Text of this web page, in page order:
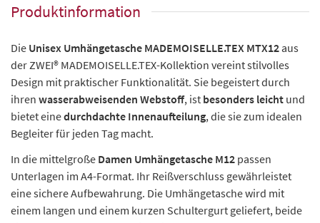
Produktinformation
Die Unisex Umhängetasche MADEMOISELLE.TEX MTX12aus
der ZWEI® MADEMOISELLE.TEX-Kollektion vereint stilvolles
Design mit praktischer Funktionalität. Sie begeistert durch
ihren wasserabweisenden Webstoff, ist besonders leicht und
bietet einedurchdachte Innenaufteilung, die sie zum idealen
Begleiter für jeden Tag macht.
In die mittelgroße Damen Umhängetasche M12 passen
Unterlagen im A4-Format. Ihr Reißverschluss gewährleistet
eine sichere Aufbewahrung. Die Umhängetasche wird mit
einem langen und einem kurzen Schultergurt geliefert, beide